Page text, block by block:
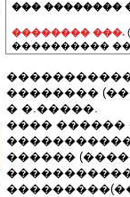
��� ��������
�������� ���.
����������
��������
� �.�����.
���� ������
������